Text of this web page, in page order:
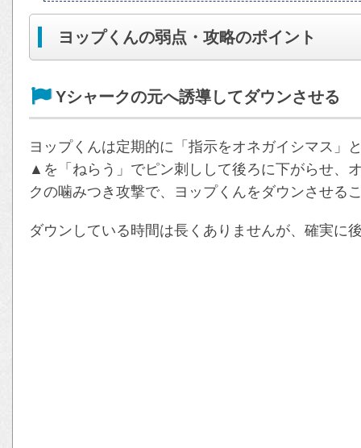
ヨップくんの弱点・攻略のポイント
Yシャークの元へ誘導してダウンさせる
ヨップくんは定期的に「指示をオネガイシマス」
▲を「ねらう」でピン刺しして後ろに下がらせ、
クの噛みつき攻撃で、ヨップくんをダウンさせる
ダウンしている時間は長くありませんが、確実に